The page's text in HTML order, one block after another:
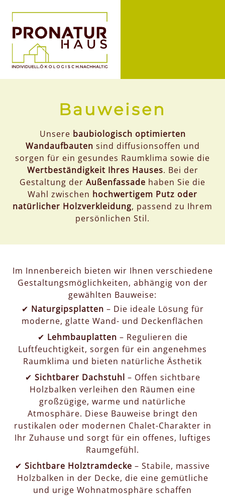
Bauweisen
Unsere baubiologisch optimierten
Wandaufbauten sind diffusionsoffen und
sorgen für ein gesundes Raumklima sowie die
Wertbeständigkeit Ihres Hauses. Bei der
Gestaltung der Außenfassade haben Sie die
Wahl zwischen hochwertigem Putz oder
natürlicher Holzverkleidung, passend zu Ihrem
persönlichen Stil.
Im Innenbereich bieten wir Ihnen verschiedene
Gestaltungsmöglichkeiten, abhängig von der
gewählten Bauweise:
✔ Naturgipsplatten – Die ideale Lösung für
moderne, glatte Wand- und Deckenflächen
✔ Lehmbauplatten – Regulieren die
Luftfeuchtigkeit, sorgen für ein angenehmes
Raumklima und bieten natürliche Ästhetik
✔ Sichtbarer Dachstuhl – Offen sichtbare
Holzbalken verleihen den Räumen eine
großzügige, warme und natürliche
Atmosphäre. Diese Bauweise bringt den
rustikalen oder modernen Chalet-Charakter in
Ihr Zuhause und sorgt für ein offenes, luftiges
Raumgefühl.
✔ Sichtbare Holztramdecke – Stabile, massive
Holzbalken in der Decke, die eine gemütliche
und urige Wohnatmosphäre schaffen